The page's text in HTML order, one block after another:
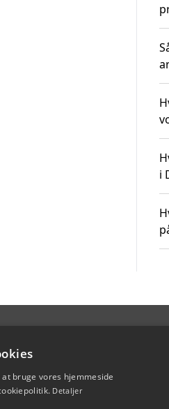
i
bruge vores hjemmeside
Detaljer